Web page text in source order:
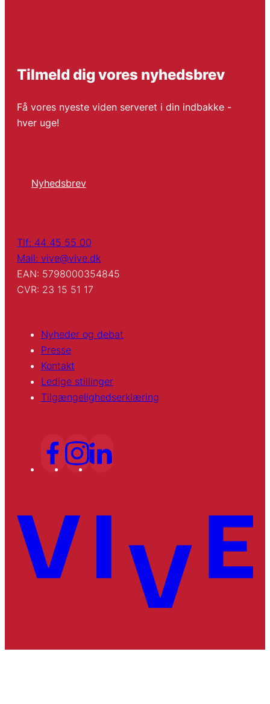
Tilmeld dig vores nyhedsbrev
Få vores nyeste viden serveret i din indbakke -
hver uge!
Nyhedsbrev
Tlf: 44 45 55 00
Mail: vive@vive.dk
EAN: 5798000354845
CVR: 23 15 51 17
Nyheder og debat
Presse
Kontakt
Ledige stillinger
Tilgængelighedserklæring